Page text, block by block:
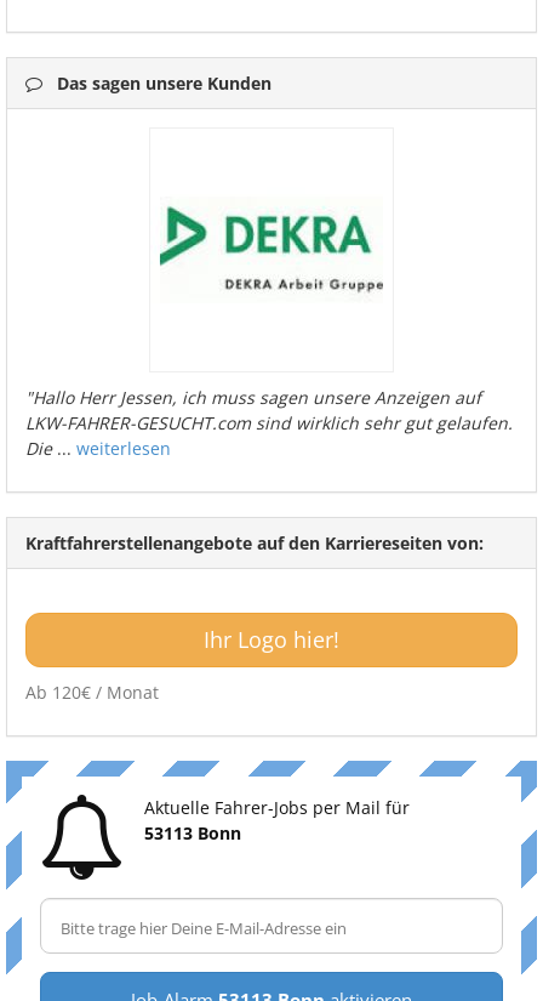
Das sagen unsere Kunden
"Hallo Herr Jessen, ich muss sagen unsere Anzeigen auf
LKW-FAHRER-GESUCHT.com sind wirklich sehr gut gelaufen.
Die... weiterlesen
Kraftfahrerstellenangebote auf den Karriereseiten von:
Ihr Logo hier!
Ab 120€ / Monat
Aktuelle Fahrer-Jobs per Mail für
53113 Bonn